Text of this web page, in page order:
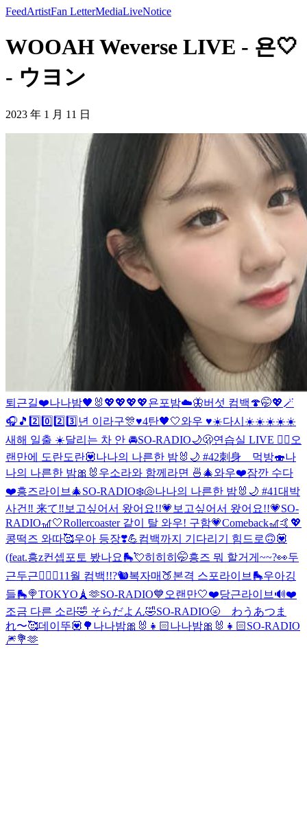
FeedArtistFan LetterMediaLiveNotice
WOOAH Weverse LIVE - 욘🤍
- ウヨン
2023 年 1 月 11 日
퇴근길❤️나나밤🖤🐰 💖💖💖💖욘포밤☁️🦋버섯 컴백🍄🤭💖🪄
🎧🎵 2️⃣0️⃣2️⃣3️⃣년 이라구🎊♥️4탄🖤🤍와우 ♥️☀️다시☀️☀️☀️☀️☀️
새해 일출 ☀️달리는 차 안 🚘SO-RADIO🌙🫢연습실 LIVE ❤️‍🔥 오
랜만에 도란도란💟나나의 나른한 밤🐰🌙 #42刺身 먹방🍣나
나의 나른한 밤🎀🐰 우소라와 함께라면 🍜🎄와우❤️잠깐 수다
❤️흥즈라이브🎄SO-RADIO❄️🐚나나의 나른한 밤🐰🌙 #41대박
사건‼️ 来て‼️ 보고싶어서 왔어요!!💗 보고싶어서 왔어요!!💗SO-
RADIO🎢🤍Rollercoaster 같이 탈 와우! 구함💗Comeback🎢🤙💖
콩떡즈 와따🥰우아 등장❣️💪컴백까지 기다리기 힘드로🙃💟
(feat.흥z컨셉포토 봤나요🛼💘히히히🤭흥즈 뭐 할거게~~?👀두
근두근❤️‍🔥 🐢11월 컴백!!?🐿복자매🍑본격 스포라이브🛼우아깅
들🛼🍭TOKYO🗼🫶SO-RADIO💙 오랜만🤍❤️당근라이브🔊❤️
조금 다른 소라🤣 そらだよん🤣SO-RADIO🌝 わうあつま
れ〜🥰데이뚜💟🌳 나나밤🎀🐰👧🏻나나밤🎀🐰👧🏻SO-RADIO
🎆💐🫶